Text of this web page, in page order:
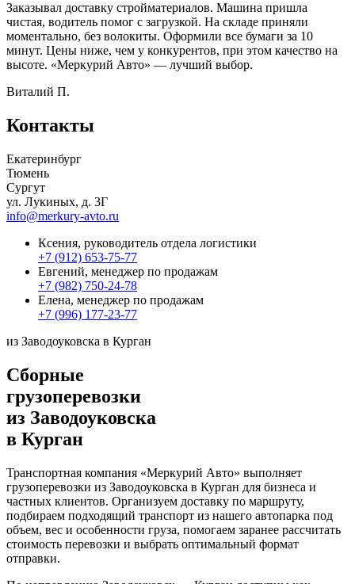
Заказывал доставку стройматериалов. Машина пришла
чистая, водитель помог с загрузкой. На складе приняли
моментально, без волокиты. Оформили все бумаги за 10
минут. Цены ниже, чем у конкурентов, при этом качество на
высоте. «Меркурий Авто» — лучший выбор.
Виталий П.
Контакты
Екатеринбург
Тюмень
Сургут
ул. Лукиных, д. 3Г
info@merkury-avto.ru
Ксения, руководитель отдела логистики
+7 (912) 653-75-77
Евгений, менеджер по продажам
+7 (982) 750-24-78
Елена, менеджер по продажам
+7 (996) 177-23-77
из Заводоуковска в Курган
Сборные
грузоперевозки
из Заводоуковска
в Курган
Транспортная компания «Меркурий Авто» выполняет
грузоперевозки из Заводоуковска в Курган для бизнеса и
частных клиентов. Организуем доставку по маршруту,
подбираем подходящий транспорт из нашего автопарка под
объем, вес и особенности груза, помогаем заранее рассчитать
стоимость перевозки и выбрать оптимальный формат
отправки.